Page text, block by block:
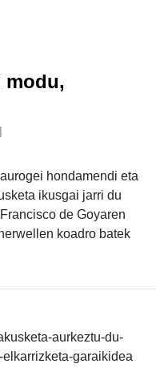
modu,
hondamendi eta
ikusgai jarri du
de Goyaren
koadro batek